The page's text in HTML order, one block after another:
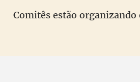
Comitês estão